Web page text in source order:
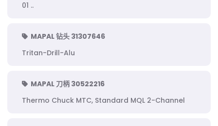
01 ..
MAPAL 钻头 31307646
Tritan-Drill-Alu
MAPAL 刀柄 30522216
Thermo Chuck MTC, Standard MQL 2-Channel